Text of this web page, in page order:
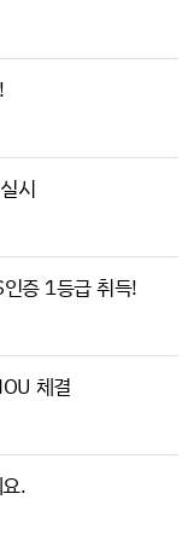
시
증 1등급 취득!
체결
.